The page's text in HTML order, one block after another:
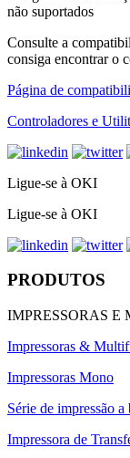
não suportados
Consulte a
consiga encontrar o
Página de
Controladores e
Ligue-se à OKI
Ligue-se à OKI
PRODUTOS
IMPRESSORAS E
Impressoras &
Impressoras Mono
Série de impressão a
Impressora de